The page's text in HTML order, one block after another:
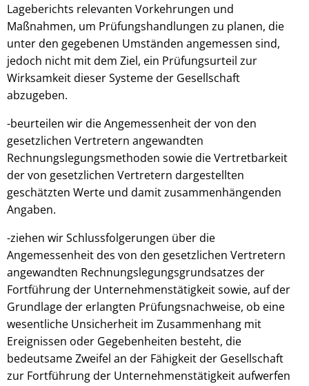
Lageberichts relevanten Vorkehrungen und
Maßnahmen, um Prüfungshandlungen zu planen, die
unter den gegebenen Umständen angemessen sind,
jedoch nicht mit dem Ziel, ein Prüfungsurteil zur
Wirksamkeit dieser Systeme der Gesellschaft
abzugeben.
-beurteilen wir die Angemessenheit der von den
gesetzlichen Vertretern angewandten
Rechnungslegungsmethoden sowie die Vertretbarkeit
der von gesetzlichen Vertretern dargestellten
geschätzten Werte und damit zusammenhängenden
Angaben.
-ziehen wir Schlussfolgerungen über die
Angemessenheit des von den gesetzlichen Vertretern
angewandten Rechnungslegungsgrundsatzes der
Fortführung der Unternehmenstätigkeit sowie, auf der
Grundlage der erlangten Prüfungsnachweise, ob eine
wesentliche Unsicherheit im Zusammenhang mit
Ereignissen oder Gegebenheiten besteht, die
bedeutsame Zweifel an der Fähigkeit der Gesellschaft
zur Fortführung der Unternehmenstätigkeit aufwerfen